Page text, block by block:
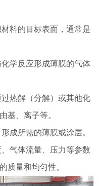
料的目标表面，通常是
学反应形成薄膜的气体
热解（分解）或其他化
基、离子等。
成所需的薄膜或涂层。
气体流量、压力等参数
质量和均匀性。